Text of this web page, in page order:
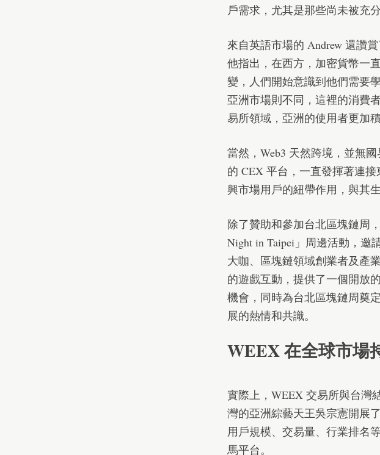
戶需求，尤其是那些尚未被充
來自英語市場的 Andrew 還讚
他指出，在西方，加密貨幣一
變，人們開始意識到他們需要
亞洲市場則不同，這裡的消費
易所領域，亞洲的使用者更加
當然，Web3 天然跨境，並無
的 CEX 平台，一直發揮著連
興市場用戶的紐帶作用，與其
除了贊助和參加台北區塊鏈周
Night in Taipei」周邊活動，邀
大咖、區塊鏈領域創業者及產
的遊戲互動，提供了一個開放
機會，同時為台北區塊鏈周奠
展的熱情和共識。
WEEX 在全球市場
實際上，WEEX 交易所與台灣
灣的亞洲綜藝天王吳宗憲開展
用戶規模、交易量、行業排名
馬平台。